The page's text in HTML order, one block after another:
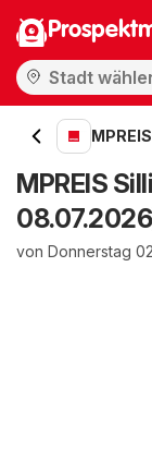
MPREIS
MPREIS
von Donnerstag